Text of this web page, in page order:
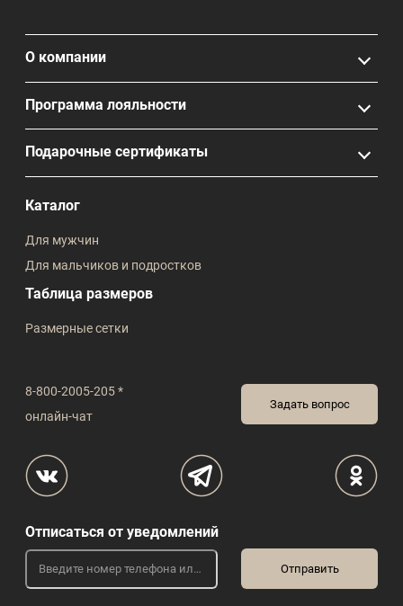
8-800-2005-205 *
онлайн-чат
Задать вопрос
О компании
Программа лояльности
Подарочные сертификаты
Каталог
Для мужчин
Для мальчиков и подростков
Таблица размеров
Размерные сетки
Отписаться от уведомлений